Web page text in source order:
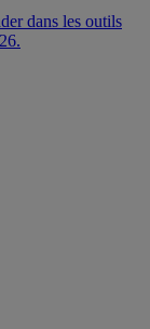
dans les outils